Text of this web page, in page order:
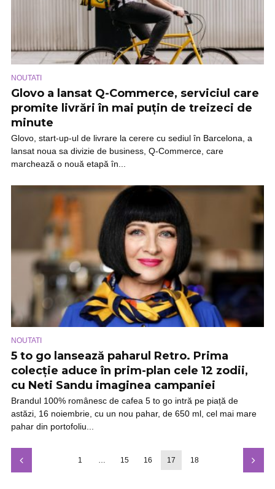
NOUTATI
Glovo a lansat Q-Commerce, serviciul care
promite livrări în mai puțin de treizeci de
minute
Glovo, start-up-ul de livrare la cerere cu sediul în Barcelona, a
lansat noua sa divizie de business, Q-Commerce, care
marchează o nouă etapă în...
NOUTATI
5 to go lansează paharul Retro. Prima
colecție aduce în prim-plan cele 12 zodii,
cu Neti Sandu imaginea campaniei
Brandul 100% românesc de cafea 5 to go intră pe piață de
astăzi, 16 noiembrie, cu un nou pahar, de 650 ml, cel mai mare
pahar din portofoliu...
1 … 15 16 17 18